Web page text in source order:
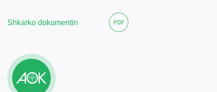
Shkarko dokumentin